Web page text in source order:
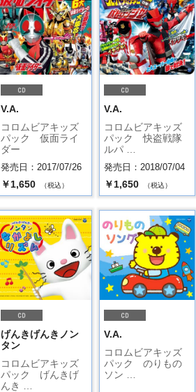
V.A.
コロムビアキッズ
パック 仮面ライ
ダー
発売日：2017/07/26
￥1,650 （税込）
V.A.
コロムビアキッズ
パック 快盗戦隊
ルパ …
発売日：2018/07/04
￥1,650 （税込）
げんきげんきノン
タン
コロムビアキッズ
パック げんきげ
んき …
V.A.
コロムビアキッズ
パック のりもの
ソン …